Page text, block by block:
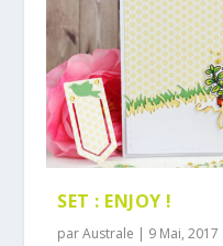
SET : ENJOY !
parAustrale | 9 Mai, 2017